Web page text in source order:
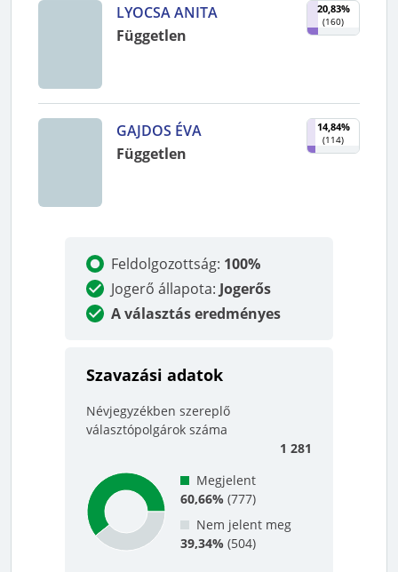
LYOCSA ANITA
Független
20,83%
(160)
GAJDOS ÉVA
Független
14,84%
(114)
Feldolgozottság: 100%
Jogerő állapota: Jogerős
A választás eredményes
Szavazási adatok
Névjegyzékben szereplő
választópolgárok száma
1 281
Megjelent
60,66% (777)
Nem jelent meg
39,34% (504)